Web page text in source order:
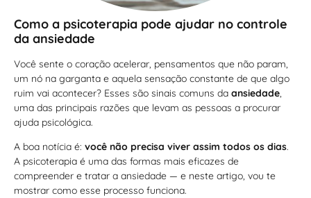
Como a psicoterapia pode ajudar no controle
da ansiedade
Você sente o coração acelerar, pensamentos que não param,
um nó na garganta e aquela sensação constante de que algo
ruim vai acontecer? Esses são sinais comuns da ansiedade,
uma das principais razões que levam as pessoas a procurar
ajuda psicológica.
A boa notícia é: você não precisa viver assim todos os dias.
A psicoterapia é uma das formas mais eficazes de
compreender e tratar a ansiedade — e neste artigo, vou te
mostrar como esse processo funciona.